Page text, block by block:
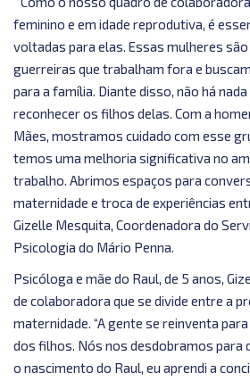
feminino e em idade reprodutiva, é
voltadas para elas. Essas mulheres
guerreiras que trabalham fora e
para a família. Diante disso, não há
reconhecer os filhos delas. Com a
Mães, mostramos cuidado com esse
temos uma melhoria significativa no
trabalho. Abrimos espaços para
maternidade e troca de experiências
Gizelle Mesquita, Coordenadora do
Psicologia do Mário Penna.
Psicóloga e mãe do Raul, de 5 anos,
de colaboradora que se divide entre a
maternidade. “A gente se reinventa
dos filhos. Nós nos desdobramos para
o nascimento do Raul, eu aprendi a